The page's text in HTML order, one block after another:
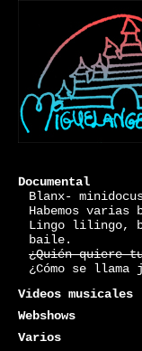
Documental
Blanx-
Habemos varias
Lingo lilingo,
baile.
¿Quién quiere
¿Cómo se llama
Videos musicales
Webshows
Varios